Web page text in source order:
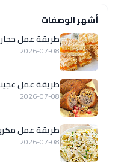
أشهر الوصفات
طريقة عمل
2026-07-08
طريقة عمل
2026-07-08
طريقة عمل
2026-07-08